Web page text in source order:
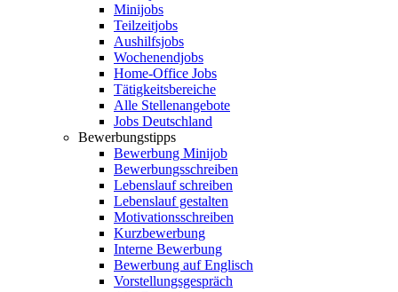
Minijobs
Teilzeitjobs
Aushilfsjobs
Wochenendjobs
Home-Office Jobs
Tätigkeitsbereiche
Alle Stellenangebote
Jobs Deutschland
Bewerbungstipps
Bewerbung Minijob
Bewerbungsschreiben
Lebenslauf schreiben
Lebenslauf gestalten
Motivationsschreiben
Kurzbewerbung
Interne Bewerbung
Bewerbung auf Englisch
Vorstellungsgespräch